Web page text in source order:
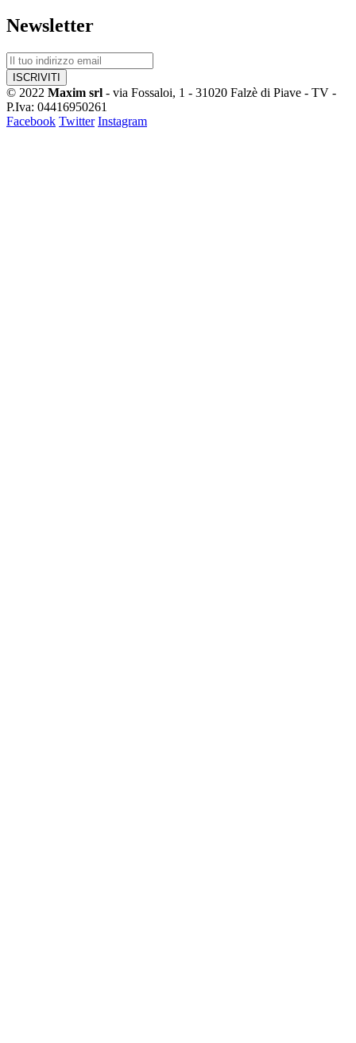
Newsletter
© 2022 Maxim srl - via Fossaloi, 1 - 31020 Falzè di Piave - TV -
P.Iva: 04416950261
Facebook Twitter Instagram